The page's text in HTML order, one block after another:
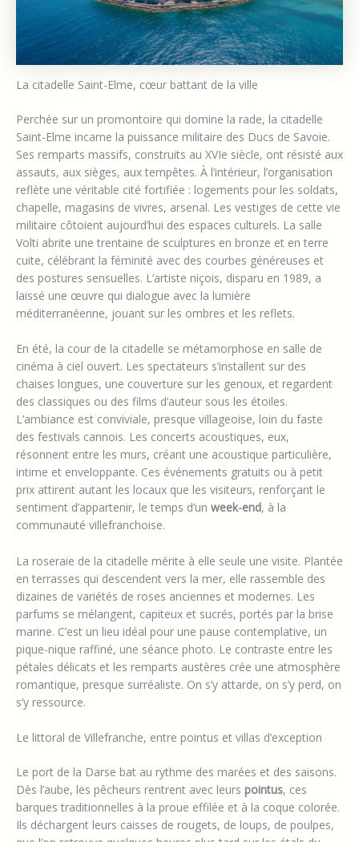
La citadelle Saint-Elme, cœur battant de la ville
Perchée sur un promontoire qui domine la rade, la citadelle
Saint-Elme incarne la puissance militaire des Ducs de Savoie.
Ses remparts massifs, construits au XVIe siècle, ont résisté aux
assauts, aux sièges, aux tempêtes. À l’intérieur, l’organisation
reflète une véritable cité fortifiée : logements pour les soldats,
chapelle, magasins de vivres, arsenal. Les vestiges de cette vie
militaire côtoient aujourd’hui des espaces culturels. La salle
Volti abrite une trentaine de sculptures en bronze et en terre
cuite, célébrant la féminité avec des courbes généreuses et
des postures sensuelles. L’artiste niçois, disparu en 1989, a
laissé une œuvre qui dialogue avec la lumière
méditerranéenne, jouant sur les ombres et les reflets.
En été, la cour de la citadelle se métamorphose en salle de
cinéma à ciel ouvert. Les spectateurs s’installent sur des
chaises longues, une couverture sur les genoux, et regardent
des classiques ou des films d’auteur sous les étoiles.
L’ambiance est conviviale, presque villageoise, loin du faste
des festivals cannois. Les concerts acoustiques, eux,
résonnent entre les murs, créant une acoustique particulière,
intime et enveloppante. Ces événements gratuits ou à petit
prix attirent autant les locaux que les visiteurs, renforçant le
sentiment d’appartenir, le temps d’un week-end, à la
communauté villefranchoise.
La roseraie de la citadelle mérite à elle seule une visite. Plantée
en terrasses qui descendent vers la mer, elle rassemble des
dizaines de variétés de roses anciennes et modernes. Les
parfums se mélangent, capiteux et sucrés, portés par la brise
marine. C’est un lieu idéal pour une pause contemplative, un
pique-nique raffiné, une séance photo. Le contraste entre les
pétales délicats et les remparts austères crée une atmosphère
romantique, presque surréaliste. On s’y attarde, on s’y perd, on
s’y ressource.
Le littoral de Villefranche, entre pointus et villas d’exception
Le port de la Darse bat au rythme des marées et des saisons.
Dès l’aube, les pêcheurs rentrent avec leurs pointus, ces
barques traditionnelles à la proue effilée et à la coque colorée.
Ils déchargent leurs caisses de rougets, de loups, de poulpes,